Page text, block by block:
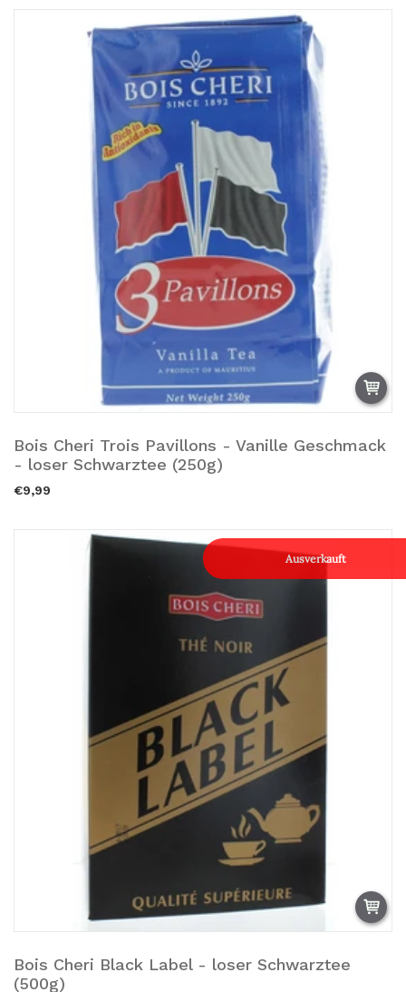
Bois Cheri Trois Pavillons - Vanille Geschmack
- loser Schwarztee (250g)
Zum Warenkorb hinzufügen.
€9,99
Ausverkauft
Bois Cheri Black Label - loser Schwarztee
(500g)
Ausverkauft.